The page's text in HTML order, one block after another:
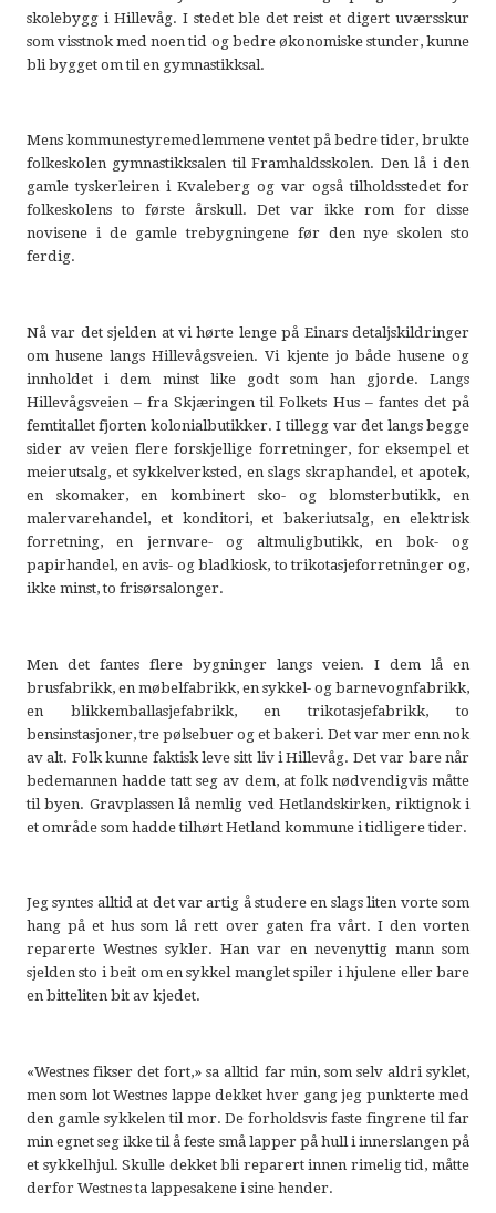
skolebygg i Hillevåg. I stedet ble det reist et digert uværsskur
som visstnok med noen tid og bedre økonomiske stunder, kunne
bli bygget om til en gymnastikksal.
Mens kommunestyremedlemmene ventet på bedre tider, brukte
folkeskolen gymnastikksalen til Framhaldsskolen. Den lå i den
gamle tyskerleiren i Kvaleberg og var også tilholdsstedet for
folkeskolens to første årskull. Det var ikke rom for disse
novisene i de gamle trebygningene før den nye skolen sto
ferdig.
Nå var det sjelden at vi hørte lenge på Einars detaljskildringer
om husene langs Hillevågsveien. Vi kjente jo både husene og
innholdet i dem minst like godt som han gjorde. Langs
Hillevågsveien – fra Skjæringen til Folkets Hus – fantes det på
femtitallet fjorten kolonialbutikker. I tillegg var det langs begge
sider av veien flere forskjellige forretninger, for eksempel et
meierutsalg, et sykkelverksted, en slags skraphandel, et apotek,
en skomaker, en kombinert sko- og blomsterbutikk, en
malervarehandel, et konditori, et bakeriutsalg, en elektrisk
forretning, en jernvare- og altmuligbutikk, en bok- og
papirhandel, en avis- og bladkiosk, to trikotasjeforretninger og,
ikke minst, to frisørsalonger.
Men det fantes flere bygninger langs veien. I dem lå en
brusfabrikk, en møbelfabrikk, en sykkel- og barnevognfabrikk,
en blikkemballasjefabrikk, en trikotasjefabrikk, to
bensinstasjoner, tre pølsebuer og et bakeri. Det var mer enn nok
av alt. Folk kunne faktisk leve sitt liv i Hillevåg. Det var bare når
bedemannen hadde tatt seg av dem, at folk nødvendigvis måtte
til byen. Gravplassen lå nemlig ved Hetlandskirken, riktignok i
et område som hadde tilhørt Hetland kommune i tidligere tider.
Jeg syntes alltid at det var artig å studere en slags liten vorte som
hang på et hus som lå rett over gaten fra vårt. I den vorten
reparerte Westnes sykler. Han var en nevenyttig mann som
sjelden sto i beit om en sykkel manglet spiler i hjulene eller bare
en bitteliten bit av kjedet.
«Westnes fikser det fort,» sa alltid far min, som selv aldri syklet,
men som lot Westnes lappe dekket hver gang jeg punkterte med
den gamle sykkelen til mor. De forholdsvis faste fingrene til far
min egnet seg ikke til å feste små lapper på hull i innerslangen på
et sykkelhjul. Skulle dekket bli reparert innen rimelig tid, måtte
derfor Westnes ta lappesakene i sine hender.